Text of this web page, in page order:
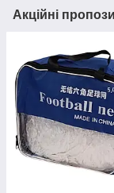
Акційні